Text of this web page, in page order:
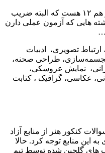
ضریب آزمون عملی برای کنکور هنر هم ۱۲ هست که البته ضریب
هایی که آزمون عملی دارن
…
تصویری، ادبیات
طراحی صحنه،
نمایش عروسکی،
عکاسی، گرافیک ، کتابت
حدود 70 درصد از سوالات کنکور هنر از منابع آزاد
این منابع توجه کرد. حالا
های گلچین شده توسط تیم